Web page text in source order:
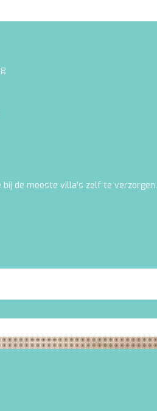
bij de meeste villa's zelf te verzorgen.